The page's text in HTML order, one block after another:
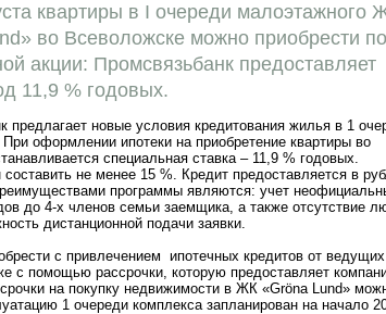
квартиры в I очереди малоэтажного
во Всеволожске можно приобрести по
акции: Промсвязьбанк предоставляет
11,9 % годовых.
предлагает новые условия кредитования жилья в 1
оформлении ипотеки на приобретение квартиры во
специальная ставка – 11,9 % годовых.
не менее 15 %. Кредит предоставляется в
программы являются: учет
до 4-х членов семьи заемщика, а также отсутствие
дистанционной подачи заявки.
с привлечением ипотечных кредитов от ведущих
с помощью рассрочки, которую предоставляет
на покупку недвижимости в ЖК «Gröna Lund»
1 очереди комплекса запланирован на начало